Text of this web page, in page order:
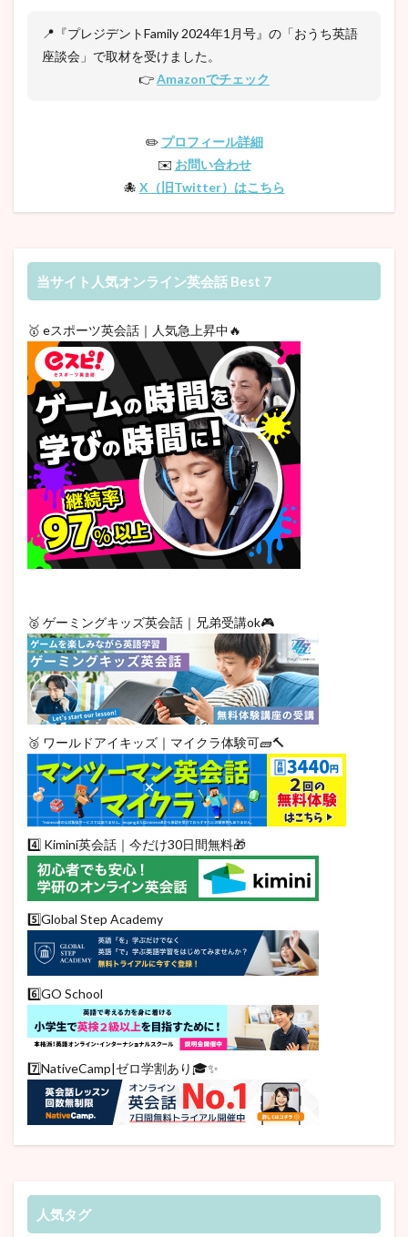
📍『プレジデントFamily 2024年1月号』の「おうち英語
座談会」で取材を受けました。
👉Amazonでチェック
✏️ プロフィール詳細
✉️ お問い合わせ
🐙 X（旧Twitter）はこちら
当サイト人気オンライン英会話 Best 7
🥇 eスポーツ英会話｜人気急上昇中🔥
🥈 ゲーミングキッズ英会話｜兄弟受講ok🎮
🥉 ワールドアイキッズ｜マイクラ体験可🧱🔨
4️⃣ Kimini英会話｜今だけ30日間無料🎁
5️⃣Global Step Academy
6️⃣GO School
7️⃣NativeCamp|ゼロ学割あり🎓✨
人気タグ